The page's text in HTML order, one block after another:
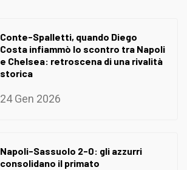
Conte-Spalletti, quando Diego
Costa infiammò lo scontro tra Napoli
e Chelsea: retroscena di una rivalità
storica
24 Gen 2026
Napoli-Sassuolo 2-0: gli azzurri
consolidano il primato